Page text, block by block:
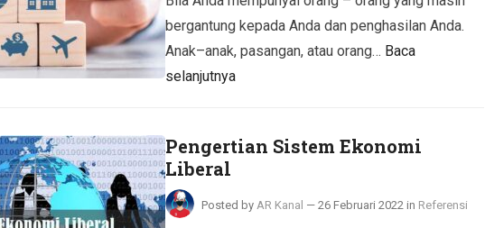
bergantung kepada Anda dan penghasilan Anda.
Anak–anak, pasangan, atau orang… Baca
selanjutnya
Pengertian Sistem Ekonomi
Liberal
Posted by AR Kanal — 26 Februari 2022 in Referensi